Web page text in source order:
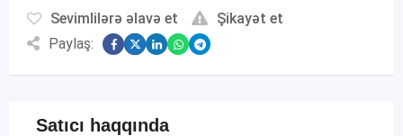
Sevimlilərə əlavə et
Şikayət et
Paylaş:
Satıcı haqqında